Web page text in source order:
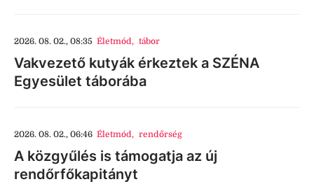
2026. 08. 02., 08:35 Életmód, tábor
Vakvezető kutyák érkeztek a SZÉNA
Egyesület táborába
2026. 08. 02., 06:46 Életmód, rendőrség
A közgyűlés is támogatja az új
rendőrfőkapitányt